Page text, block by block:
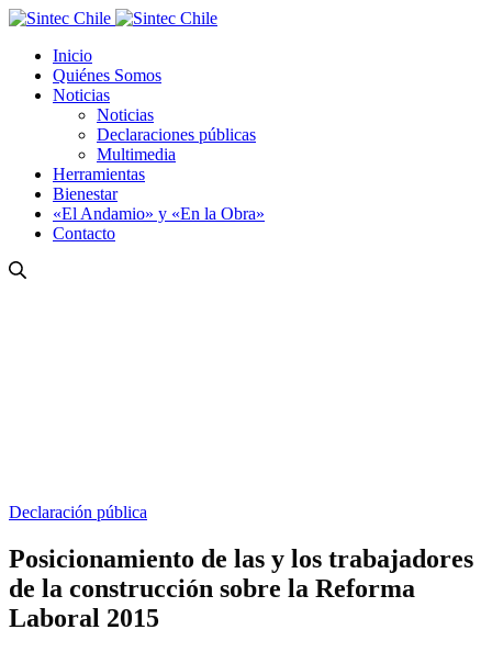
Inicio
Quiénes Somos
Noticias
Noticias
Declaraciones públicas
Multimedia
Herramientas
Bienestar
«El Andamio» y «En la Obra»
Contacto
Declaración pública
Posicionamiento de las y los trabajadores
de la construcción sobre la Reforma
Laboral 2015